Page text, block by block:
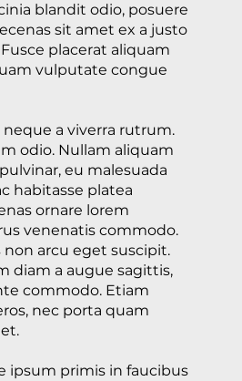
blandit odio, posuere
sit amet ex a justo
placerat aliquam
vulputate congue
neque a viverra rutrum.
odio. Nullam aliquam
eu malesuada
habitasse platea
ornare lorem
venenatis commodo.
non arcu eget suscipit.
diam a augue sagittis,
commodo. Etiam
nec porta quam
ipsum primis in faucibus